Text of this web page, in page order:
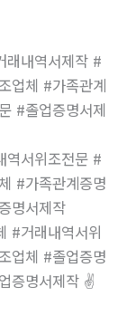
래내역서제작 #
업체 #가족관계
#졸업증명서제
역서위조전문 #
#가족관계증명
명서제작
#거래내역서위
업체 #졸업증명
증명서제작 ✌